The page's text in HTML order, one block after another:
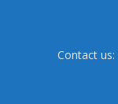
Contact us: